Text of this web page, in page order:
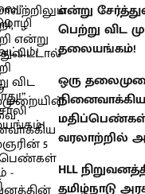
என்று
பெற்று விட
தலையங்கம்!
ஒரு
மதிப்பெண்கள்
வரலாற்றில்
HLL
தமிழ்நாடு